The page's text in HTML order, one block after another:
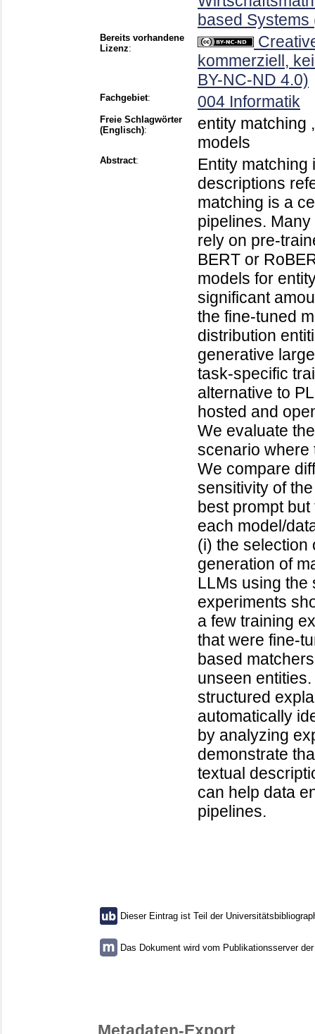
based
Bereits vorhandene
Lizenz:
kommerziell,
BY-NC-ND 4.0)
Fachgebiet: 004 Informatik
Freie Schlagwörter
(Englisch):
entity matching
models
Abstract:
Entity matching
descriptions
matching is a
pipelines.
rely on pre-
BERT or
models for
significant
the fine-tuned
distribution
generative
task-specific
alternative to
hosted and
We evaluate
scenario where
We compare
sensitivity of
best prompt
each model/
(i) the selection
generation of
LLMs using the
experiments
a few training
that were fine-
based
unseen
structured
automatically
by analyzing
demonstrate
textual
can help data
pipelines.
Dieser Eintrag ist Teil der
Das Dokument wird vom Publikationsserver